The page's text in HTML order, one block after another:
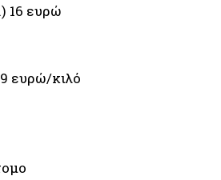
16 ευρώ
ευρώ/κιλό